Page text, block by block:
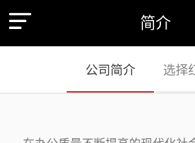
简介
公司简介 选择